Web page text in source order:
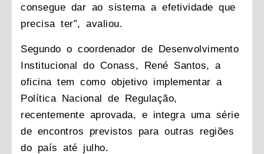
consegue dar ao sistema a efetividade que
precisa ter”, avaliou.
Segundo o coordenador de Desenvolvimento
Institucional do Conass, René Santos, a
oficina tem como objetivo implementar a
Política Nacional de Regulação,
recentemente aprovada, e integra uma série
de encontros previstos para outras regiões
do país até julho.